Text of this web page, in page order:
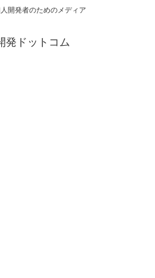
開発者のためのメディア
発ドットコム